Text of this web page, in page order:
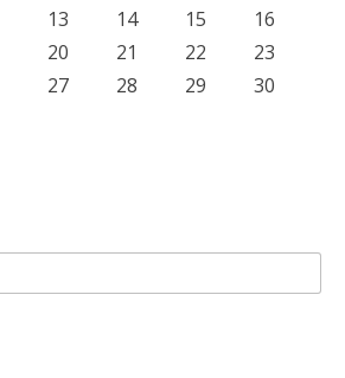
13 14 15
16
20 21 22
23
27 28 29
30